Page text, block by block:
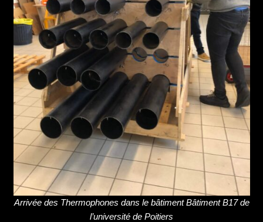
Arrivée des Thermophones dans le bâtiment Bâtiment B17 de
l’université de Poitiers